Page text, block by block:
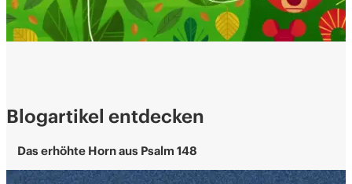
Blogartikel entdecken
Das erhöhte Horn aus Psalm 148